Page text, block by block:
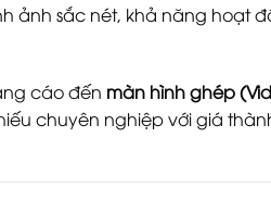
ảnh sắc nét, khả năng hoạt
cáo đến màn hình ghép
chuyên nghiệp với giá